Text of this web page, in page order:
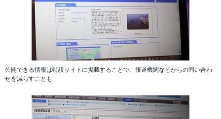
公開できる情報は特設サイトに掲載することで、報道機関などからの問い合わ
せを減らすことも